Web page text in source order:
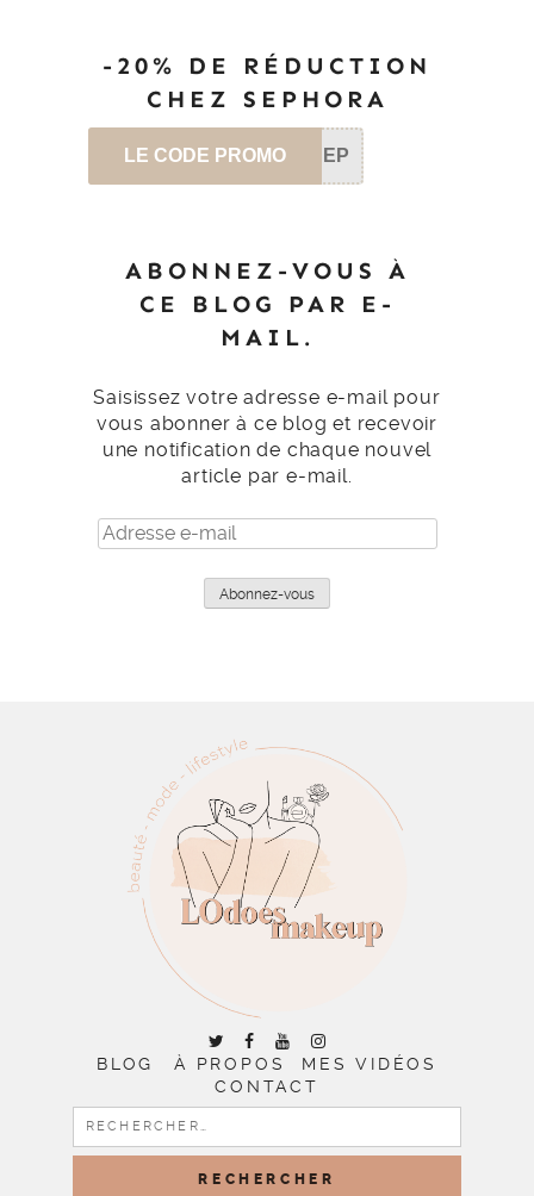
-20% DE RÉDUCTION
CHEZ SEPHORA
LE CODE PROMO SEP
ABONNEZ-VOUS À
CE BLOG PAR E-
MAIL.
Saisissez votre adresse e-mail pour
vous abonner à ce blog et recevoir
une notification de chaque nouvel
article par e-mail.
Adresse
e-
Abonnez-vous
BLOG À PROPOS
MES VIDÉOS
CONTACT
RECHERCHER :